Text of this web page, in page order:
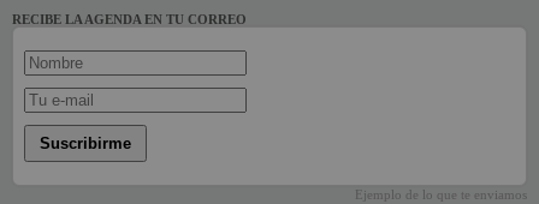
RECIBE LA AGENDA EN TU CORREO
Suscribirme
Ejemplo de lo que te enviamos